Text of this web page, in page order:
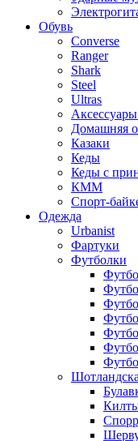
Обувь
Converse
Ranger
Shark
Steel
Ultras
Домашняя
Казаки
Кеды
Кеды с
КММ
Спорт-
Одежда
Urbanist
Фартуки
Футболки